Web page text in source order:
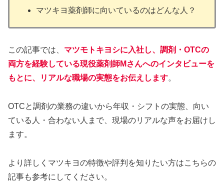
マツキヨ薬剤師に向いているのはどんな人？
この記事では、 マツモトキヨシに入社し、調剤・OTCの
両方を経験している現役薬剤師Mさんへのインタビューを
もとに、リアルな職場の実態をお伝えします。
OTCと調剤の業務の違いから年収・シフトの実態、向い
ている人・合わない人まで、現場のリアルな声をお届けし
ます。
より詳しくマツキヨの特徴や評判を知りたい方はこちらの
記事も参考にしてください。